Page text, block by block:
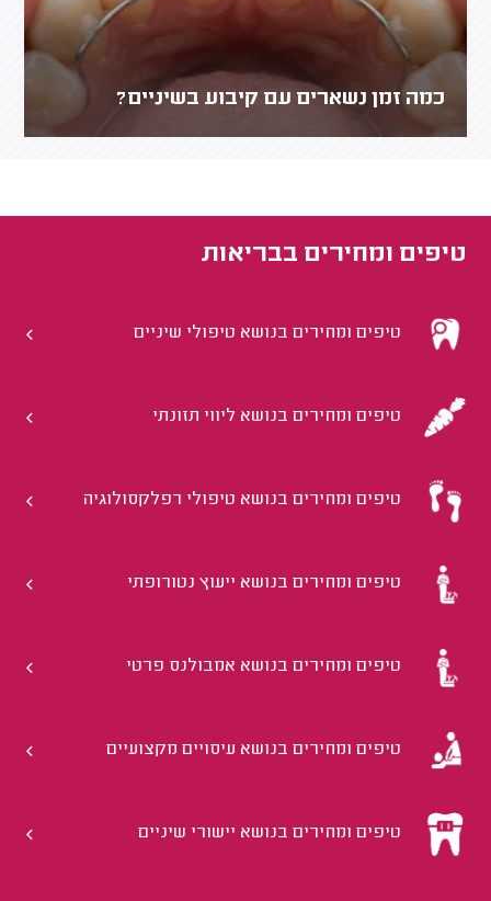
כמה זמן נשארים עם קיבוע בשיניים?
טיפים ומחירים בבריאות
טיפים ומחירים בנושא טיפולי שיניים
טיפים ומחירים בנושא ליווי תזונתי
טיפים ומחירים בנושא טיפולי רפלקסולוגיה
טיפים ומחירים בנושא ייעוץ נטורופתי
טיפים ומחירים בנושא אמבולנס פרטי
טיפים ומחירים בנושא עיסויים מקצועיים
טיפים ומחירים בנושא יישורי שיניים